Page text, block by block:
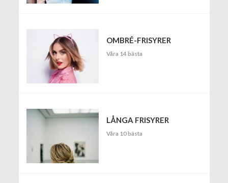
OMBRÉ-FRISYRER
Våra 14 bästa
LÅNGA FRISYRER
Våra 10 bästa